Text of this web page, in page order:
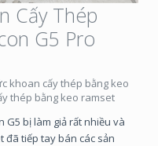
Cấy Thép
G5 Pro
khoan cấy thép bằng keo
thép bằng keo ramset
G5 bị làm giả rất nhiều và
đã tiếp tay bán các sản